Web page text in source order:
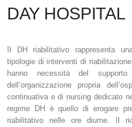
DAY HOSPITAL
Il DH riabilitativo rappresenta
tipologie di interventi di
hanno necessità del
dell’organizzazione propria
continuativa e di nursing dedicato
regime DH è quello di erogare
riabilitativo nelle ore diurne. Il